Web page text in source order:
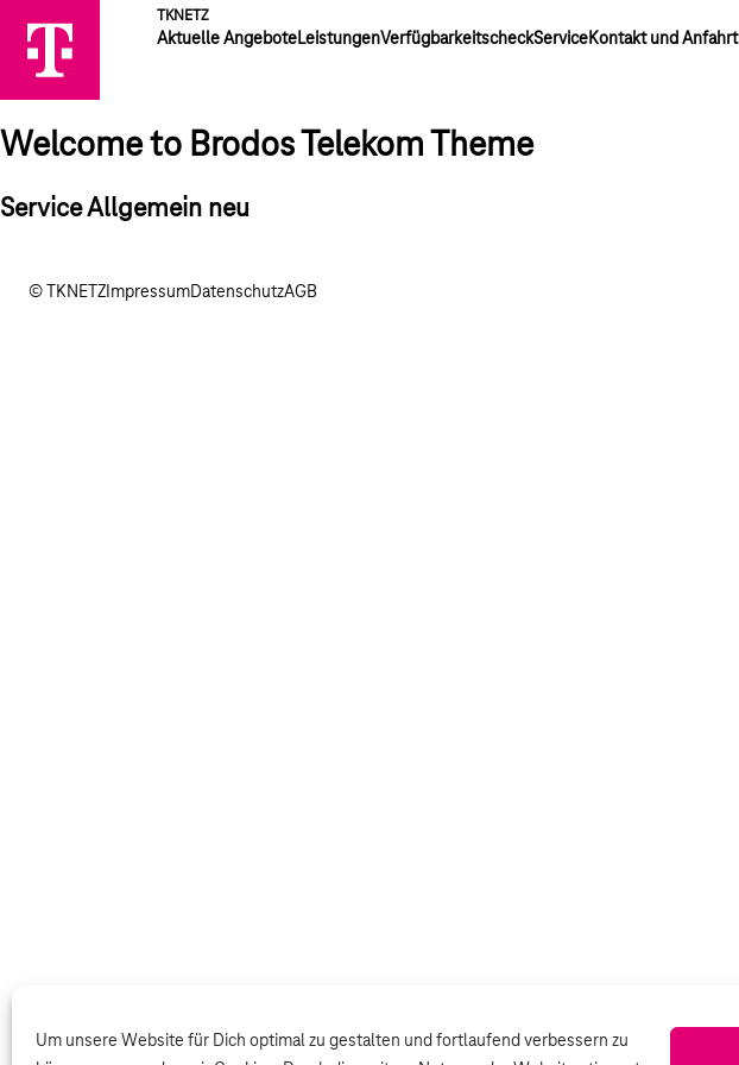
Um unsere Website für Dich optimal zu gestalten und fortlaufend verbessern zu
TKNETZ
Aktuelle AngeboteLeistungenVerfügbarkeitscheckServiceKontakt und Anfahrt
Welcome to Brodos Telekom Theme
Service Allgemein neu
© TKNETZ ImpressumDatenschutzAGB